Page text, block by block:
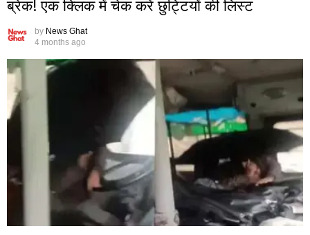
ब्रेक! एक क्लिक में चेक करें छुट्टियों की लिस्ट
by News Ghat
4 months ago